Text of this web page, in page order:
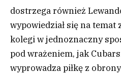
dostrzega również
wypowiedział się na temat
kolegi w jednoznaczny
pod wrażeniem, jak
wyprowadza piłkę z